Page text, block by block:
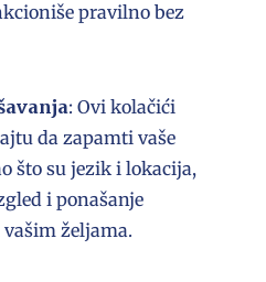
pravilno bez
: Ovi kolačići
da zapamti vaše
što su jezik i lokacija,
i ponašanje
željama.